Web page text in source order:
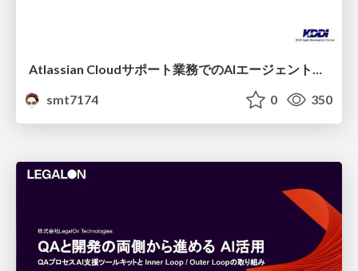
Atlassian Cloudサポート業務でのAIエージェント活用事例
smt7174
0 350